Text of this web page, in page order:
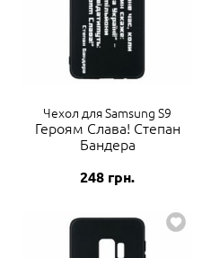
Чехол для Samsung S9
Героям Слава! Степан
Бандера
248 грн.